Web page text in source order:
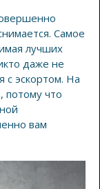
Самое
лучших
даже не
с эскортом. На
потому что
вам